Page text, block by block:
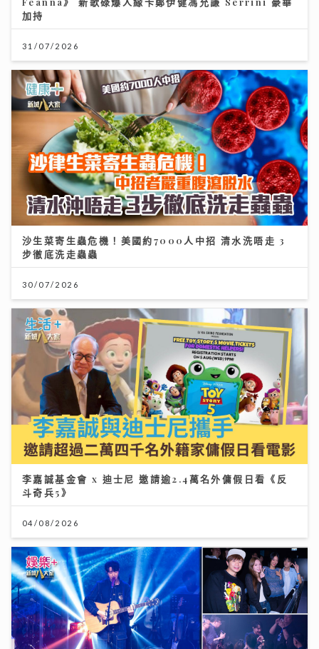
加持
31/07/2026
沙生菜寄生蟲危機！美國約7000人中招 清水洗唔走 3
步徹底洗走蟲蟲
30/07/2026
李嘉誠基金會 x 迪士尼 邀請逾2.4萬名外傭假日看《反
斗奇兵5》
04/08/2026